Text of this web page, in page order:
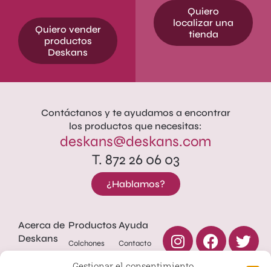
Quiero vender
productos
Deskans
Quiero
localizar una
tienda
Contáctanos y te ayudamos a encontrar
los productos que necesitas:
deskans@deskans.com
T. 872 26 06 03
¿Hablamos?
Acerca de
Deskans
Productos
Colchones
Camas
Ayuda
Contacto
Política de